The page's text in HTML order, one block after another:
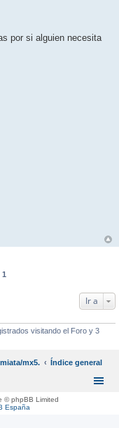
por si alguien necesita
1
Ir a
visitando el Foro y 3
mx5. Índice general
© phpBB Limited
España